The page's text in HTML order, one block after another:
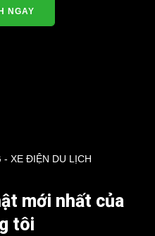
NGAY
mới nhất của
tôi